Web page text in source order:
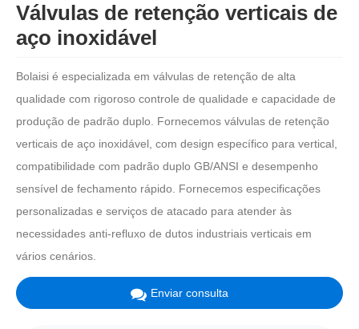
Válvulas de retenção verticais de
aço inoxidável
Bolaisi é especializada em válvulas de retenção de alta
qualidade com rigoroso controle de qualidade e capacidade de
produção de padrão duplo. Fornecemos válvulas de retenção
verticais de aço inoxidável, com design específico para vertical,
compatibilidade com padrão duplo GB/ANSI e desempenho
sensível de fechamento rápido. Fornecemos especificações
personalizadas e serviços de atacado para atender às
necessidades anti-refluxo de dutos industriais verticais em
vários cenários.
Enviar consulta